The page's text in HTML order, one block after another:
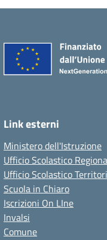
Link esterni
Ministero dell'Istruzione
Ufficio Scolastico
Ufficio Scolastico
Scuola in Chiaro
Iscrizioni On LIne
Invalsi
Comune